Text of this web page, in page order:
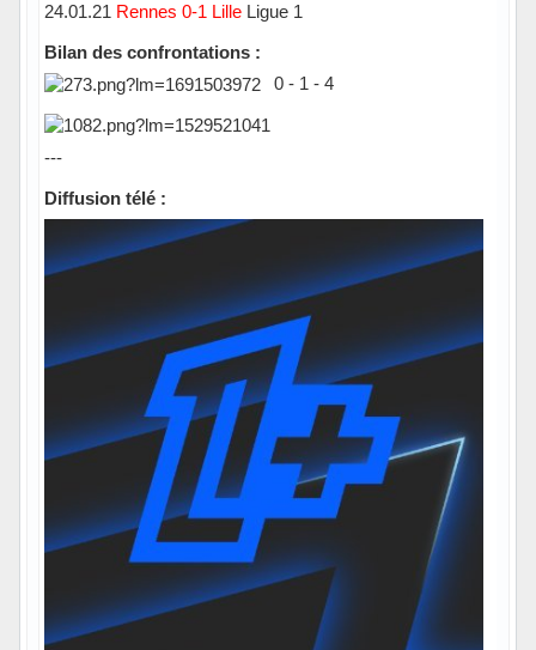
24.01.21 Rennes 0-1 LilleLigue 1
Bilan des confrontations :
0 - 1 - 4
---
Diffusion télé :